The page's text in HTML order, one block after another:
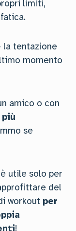
limiti,
tentazione
momento
amico o con
se
utile solo per
del
workout per
!